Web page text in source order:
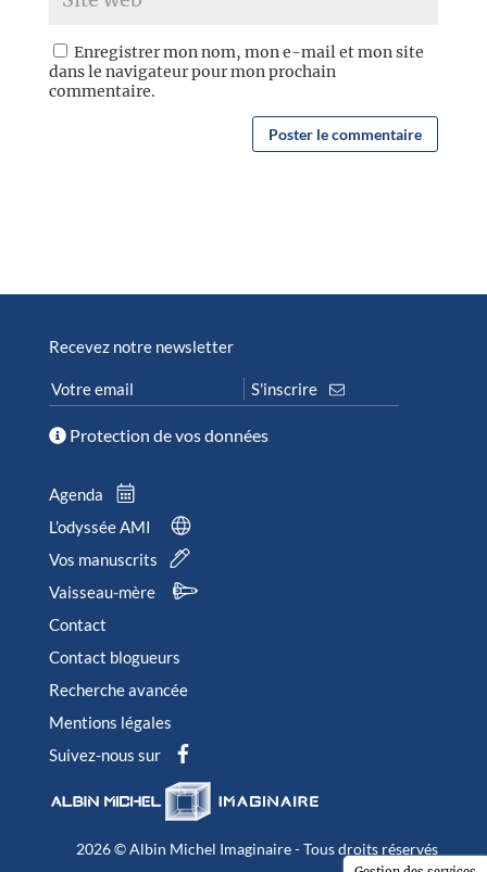
Enregistrer mon nom, mon e-mail et mon site
dans le navigateur pour mon prochain
commentaire.
Recevez notre newsletter
Protection de vos données
Agenda
L’odyssée AMI
Vos manuscrits
Vaisseau-mère
Contact
Contact blogueurs
Recherche avancée
Mentions légales
Suivez-nous sur
2026 © Albin Michel Imaginaire - Tous droits réservés